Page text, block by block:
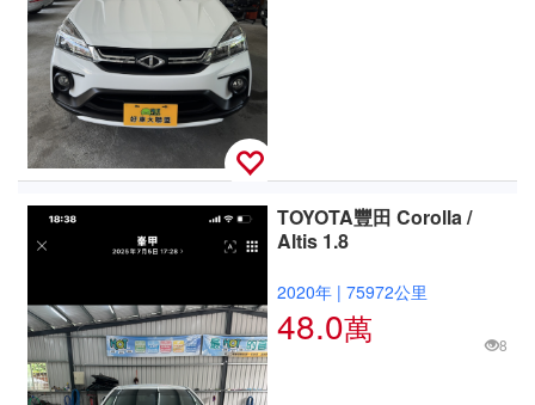
TOYOTA豐田 Corolla /
Altis 1.8
2020年 |75972公里
48.0萬 8